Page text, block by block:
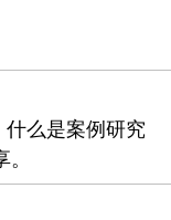
什么是案例研究